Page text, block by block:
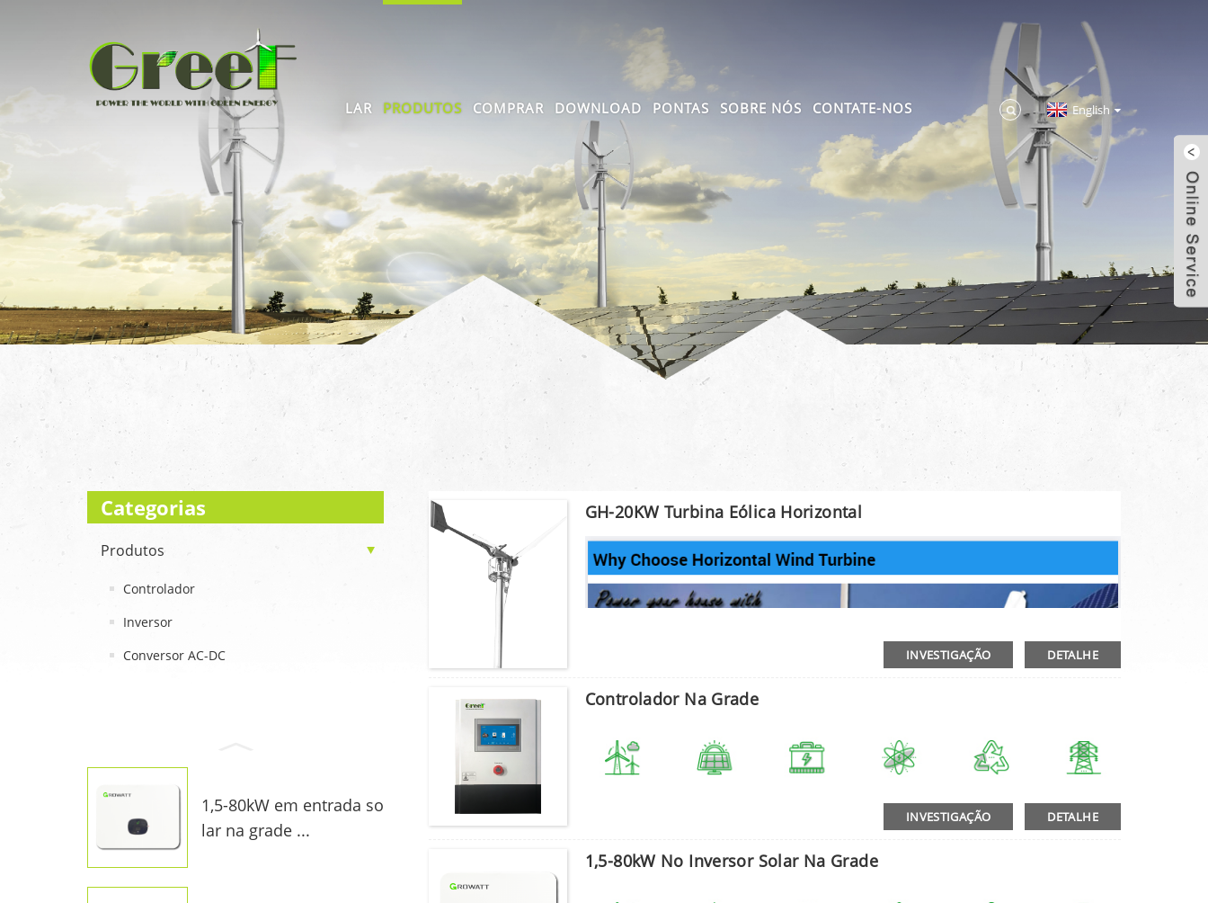
LAR PRODUTOS COMPRAR DOWNLOAD PONTAS SOBRE NÓS CONTATE-NOS English
Categorias
Produtos
Controlador
Inversor
Conversor AC-DC
1,5-80kW em entrada so
lar na grade ...
GH-20KW Turbina Eólica Horizontal
INVESTIGAÇÃO DETALHE
Controlador Na Grade
INVESTIGAÇÃO DETALHE
1,5-80kW No Inversor Solar Na Grade